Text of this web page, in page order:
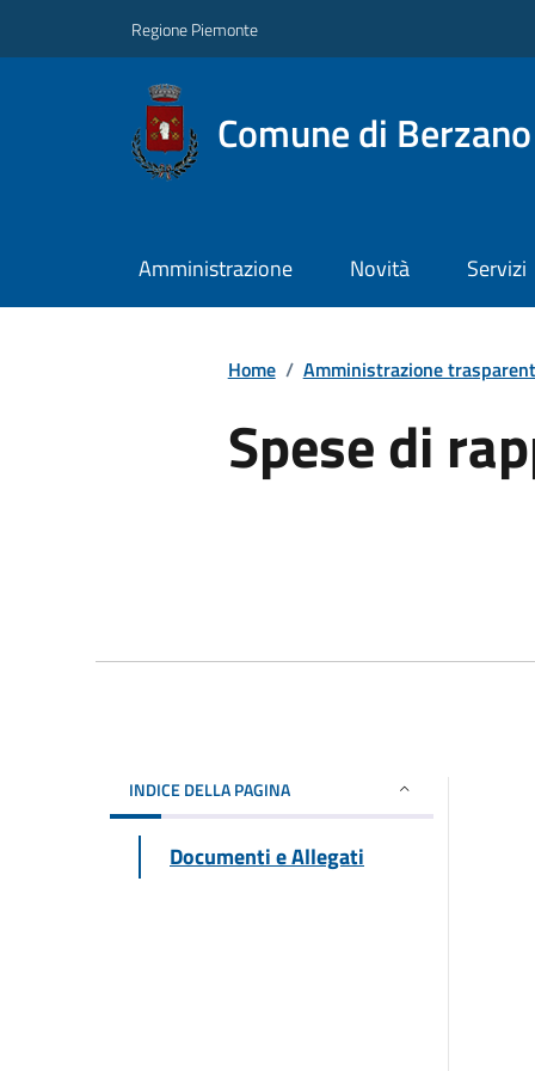
Regione Piemonte
Comune di
Amministrazione Novità Servizi
Home / Amministrazione
Spese di
INDICE DELLA PAGINA
Documenti e Allegati